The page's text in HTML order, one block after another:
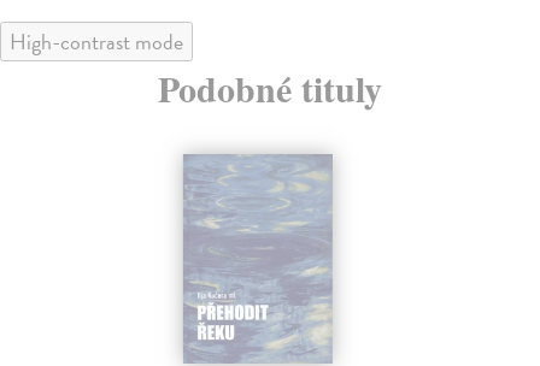
High-contrast mode
Podobné tituly